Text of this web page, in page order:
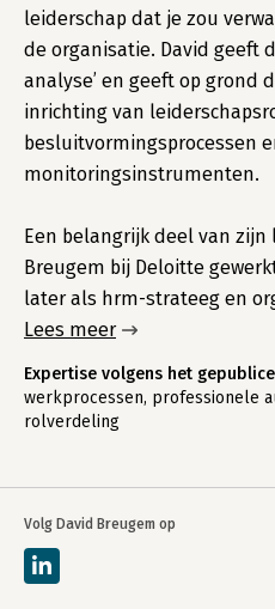
Volg David Breugem op
leiderschap dat je zou
de organisatie. David geeft
analyse’ en geeft op grond
inrichting van
besluitvormingsprocessen
monitoringsinstrumenten.
Een belangrijk deel van zijn
Breugem bij Deloitte
later als hrm-strateeg en
Lees meer
Expertise volgens het
werkprocessen, professionele
rolverdeling